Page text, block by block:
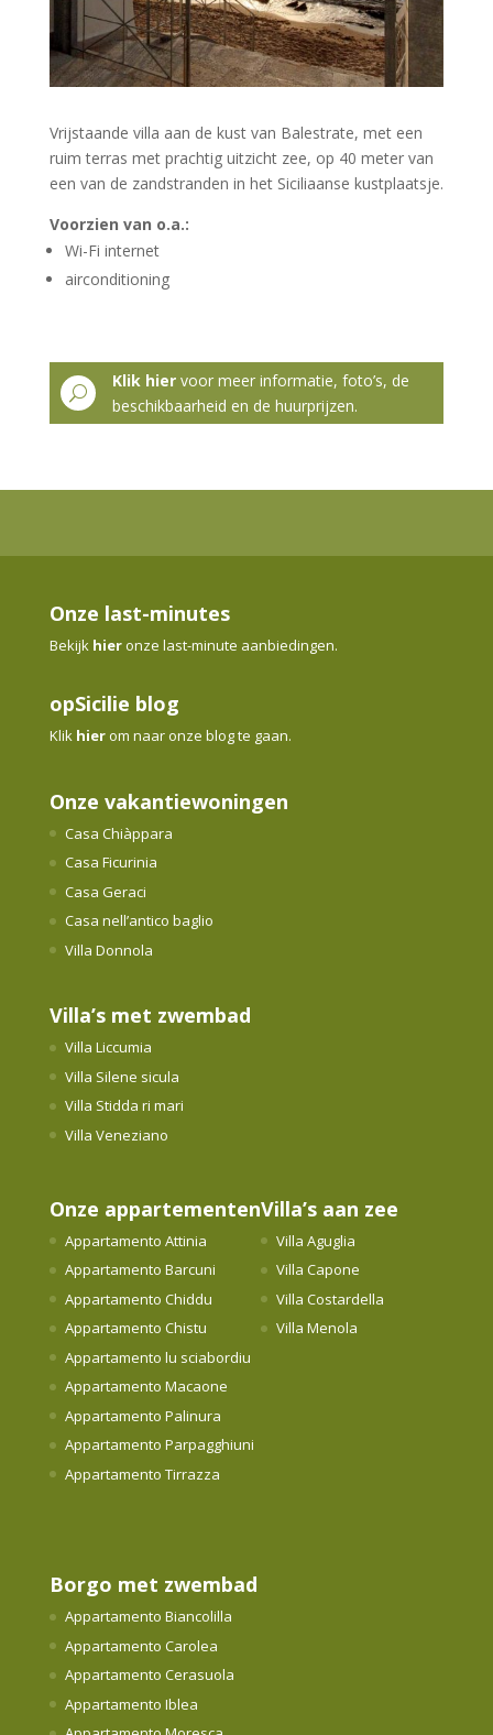
Vrijstaande villa aan de kust van Balestrate, met een
ruim terras met prachtig uitzicht zee, op 40 meter van
een van de zandstranden in het Siciliaanse kustplaatsje.
Voorzien van o.a.:
Wi-Fi internet
airconditioning
U
Klik hiervoor meer informatie, foto’s, de
beschikbaarheid en de huurprijzen.
Onze last-minutes
Bekijk hieronze last-minute aanbiedingen.
opSicilie blog
Klik hierom naar onze blog te gaan.
Onze vakantiewoningen
Casa Chiàppara
Casa Ficurinia
Casa Geraci
Casa nell’antico baglio
Villa Donnola
Villa’s met zwembad
Villa Liccumia
Villa Silene sicula
Villa Stidda ri mari
Villa Veneziano
Onze appartementen
Appartamento Attinia
Appartamento Barcuni
Appartamento Chiddu
Appartamento Chistu
Appartamento lu sciabordiu
Appartamento Macaone
Appartamento Palinura
Appartamento Parpagghiuni
Appartamento Tirrazza
Villa’s aan zee
Villa Aguglia
Villa Capone
Villa Costardella
Villa Menola
Borgo met zwembad
Appartamento Biancolilla
Appartamento Carolea
Appartamento Cerasuola
Appartamento Iblea